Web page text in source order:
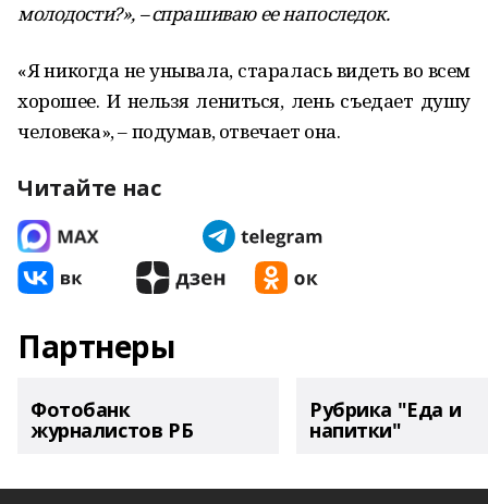
молодости?», – спрашиваю ее напоследок.
«Я никогда не унывала, старалась видеть во всем
хорошее. И нельзя лениться, лень съедает душу
человека», – подумав, отвечает она.
Читайте нас
Партнеры
Фотобанк
журналистов РБ
Рубрика "Еда и
напитки"